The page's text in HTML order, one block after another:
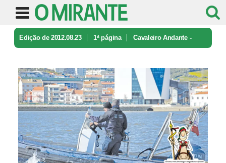
Edição de 2012.08.23 1ª página Cavaleiro Andante -